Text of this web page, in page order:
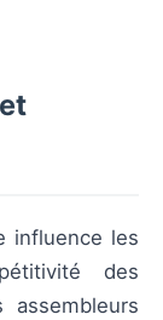
influence les
des
assembleurs